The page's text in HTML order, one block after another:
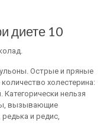
диете 10
Острые и пряные
холестерина:
нельзя
вызывающие
и редис,